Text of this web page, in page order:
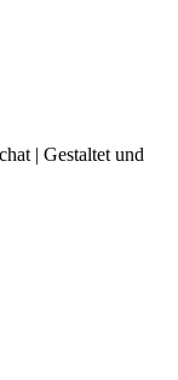
| Gestaltet und